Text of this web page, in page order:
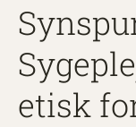
etisk